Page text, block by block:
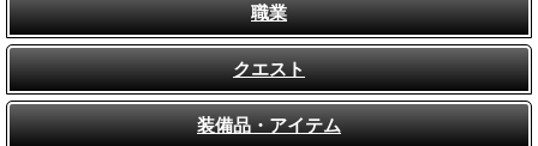
職業
クエスト
装備品・アイテム